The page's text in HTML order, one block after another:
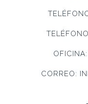
CORREO: